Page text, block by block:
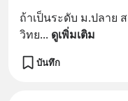
ถ้าเป็นระดับ ม.ปลาย
วิทย... ดูเพิ่มเติม
บันทึก